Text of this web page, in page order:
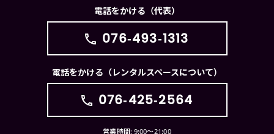
電話をかける（代表）
076-493-1313
電話をかける（レンタルスペースについて）
076-425-2564
営業時間: 9:00〜21:00